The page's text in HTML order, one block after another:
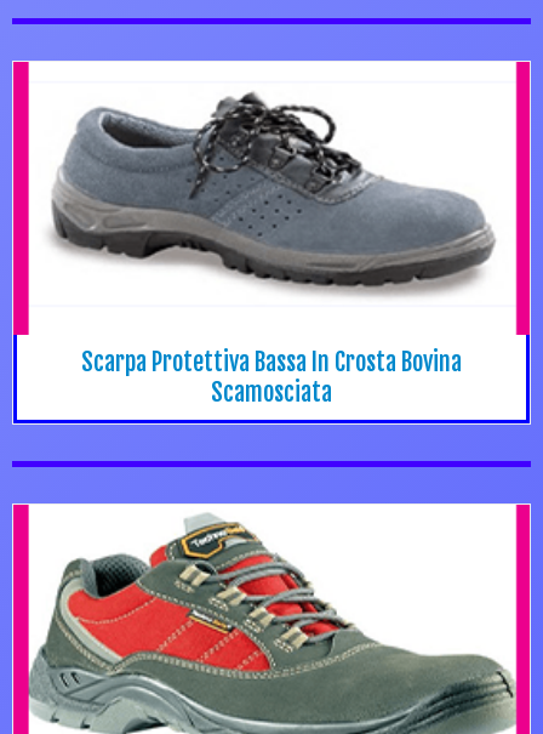
Scarpa Protettiva Bassa In Crosta Bovina
Scamosciata